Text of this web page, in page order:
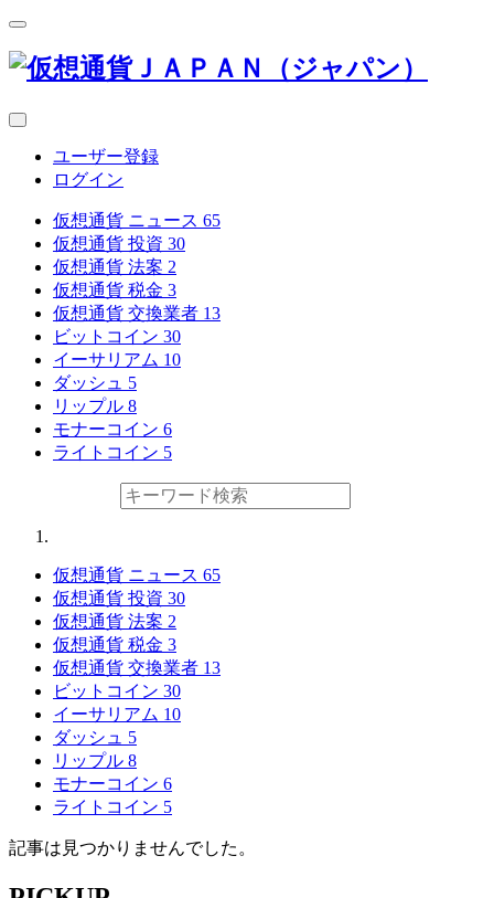
ユーザー登録
ログイン
仮想通貨 ニュース 65
仮想通貨 投資 30
仮想通貨 法案 2
仮想通貨 税金 3
仮想通貨 交換業者 13
ビットコイン 30
イーサリアム 10
ダッシュ 5
リップル 8
モナーコイン 6
ライトコイン 5
仮想通貨 ニュース 65
仮想通貨 投資 30
仮想通貨 法案 2
仮想通貨 税金 3
仮想通貨 交換業者 13
ビットコイン 30
イーサリアム 10
ダッシュ 5
リップル 8
モナーコイン 6
ライトコイン 5
記事は見つかりませんでした。